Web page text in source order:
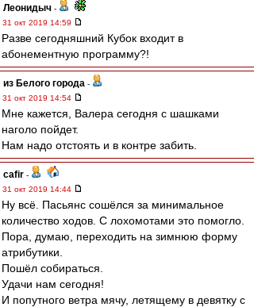
Леонидыч -
31 окт 2019 14:59
Разве сегодняшний Кубок входит в
абонементную программу?!
из Белого города -
31 окт 2019 14:54
Мне кажется, Валера сегодня с шашками
наголо пойдет.
Нам надо отстоять и в контре забить.
cafir -
31 окт 2019 14:44
Ну всё. Пасьянс сошёлся за минимальное
количество ходов. С лохомотами это помогло.
Пора, думаю, переходить на зимнюю форму
атрибутики.
Пошёл собираться.
Удачи нам сегодня!
И попутного ветра мячу, летящему в девятку с